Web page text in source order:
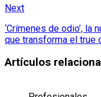
Next
‘Crímenes de odio’,
que transforma el true
Artículos